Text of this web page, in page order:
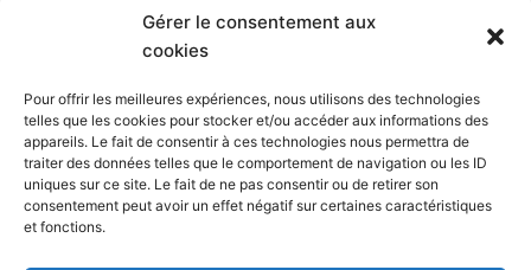
Gérer le consentement aux
cookies
Pour offrir les meilleures expériences, nous utilisons des technologies
telles que les cookies pour stocker et/ou accéder aux informations des
appareils. Le fait de consentir à ces technologies nous permettra de
traiter des données telles que le comportement de navigation ou les ID
uniques sur ce site. Le fait de ne pas consentir ou de retirer son
consentement peut avoir un effet négatif sur certaines caractéristiques
et fonctions.
20 mai 2015
Jubilé Oratorien, Paray-le-Monial, 8-10 mai 2015. Both
comments and trackbacks are currently closed.
← Previous